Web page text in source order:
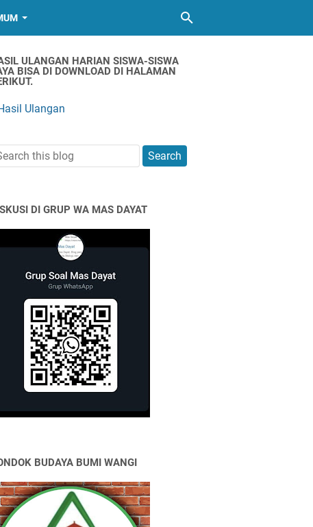
ULANGAN HARIAN SISWA-SISWA
BISA DI DOWNLOAD DI HALAMAN
Ulangan
DI GRUP WA MAS DAYAT
BUDAYA BUMI WANGI